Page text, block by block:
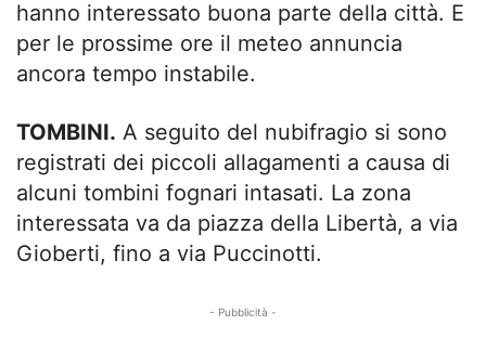
hanno interessato buona parte della città. E
per le prossime ore il meteo annuncia
ancora tempo instabile.
TOMBINI. A seguito del nubifragio si sono
registrati dei piccoli allagamenti a causa di
alcuni tombini fognari intasati. La zona
interessata va da piazza della Libertà, a via
Gioberti, fino a via Puccinotti.
- Pubblicità -